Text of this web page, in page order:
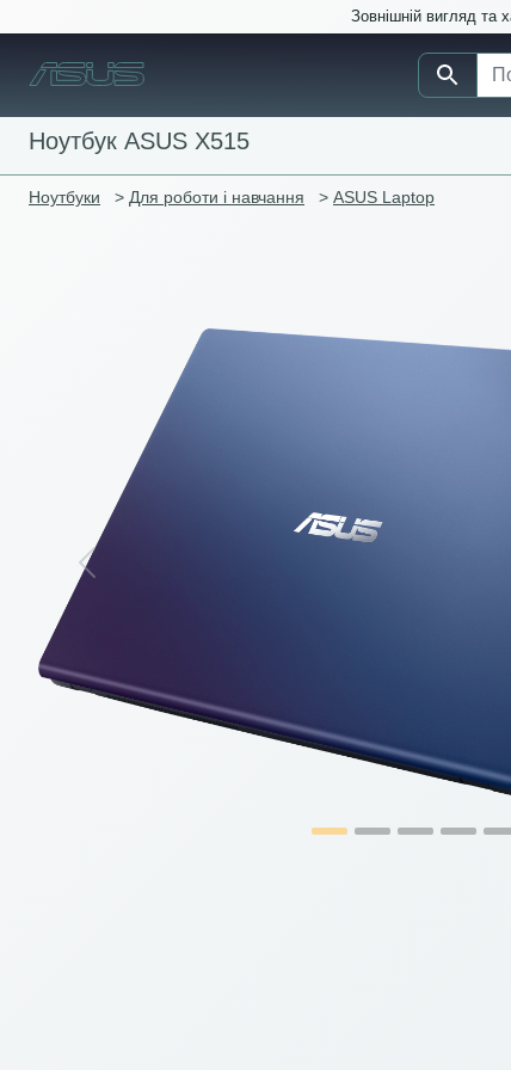
Зовнішній вигляд та
Ноутбук ASUS X515
Ноутбуки > Для роботи і навчання > ASUS Laptop
Previous